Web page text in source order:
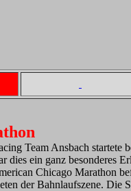
Team Ansbach startete
dies ein ganz besonderes
Chicago Marathon
der Bahnlaufszene. Die